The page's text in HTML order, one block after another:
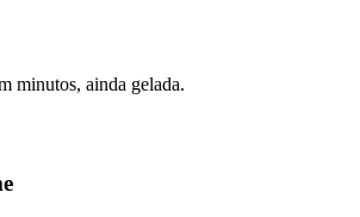
minutos, ainda gelada.